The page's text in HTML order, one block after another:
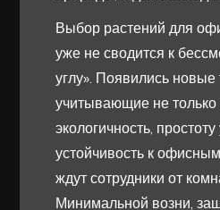
Выбор растений для
уже не сводится к
углу». Появились новые
учитывающие не только
экологичность, простоту
устойчивость к
ждут сотрудники от
Минимальной возни,